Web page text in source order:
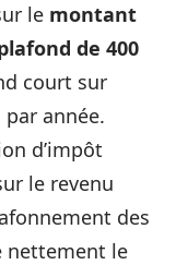
le montant
de 400
court sur
année.
d’impôt
le revenu
des
nettement le